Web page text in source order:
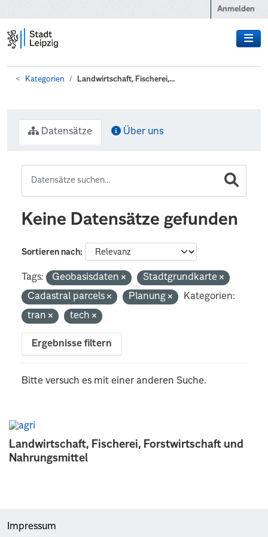
Anmelden
Kategorien Landwirtschaft, Fischerei,...
Landwirtschaft, Fischerei, Forstwirtschaft und
Nahrungsmittel
Datensätze Über uns
Keine Datensätze gefunden
Sortieren nach
Tags: Geobasisdaten
Stadtgrundkarte
Cadastral parcels
Planung
Kategorien:
tran
tech
Ergebnisse filtern
Bitte versuch es mit einer anderen Suche.
Impressum